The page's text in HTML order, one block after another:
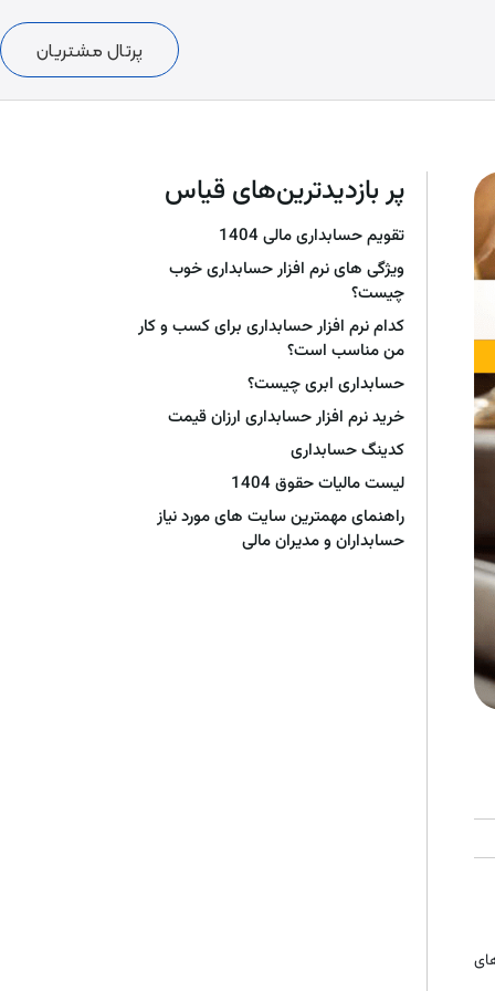
پرتال مشتریان
پر بازدیدترین‌های قیاس
تقویم حسابداری مالی 1404
ویژگی های نرم افزار حسابداری خوب
چیست؟
کدام نرم افزار حسابداری برای کسب و کار
من مناسب است؟
حسابداری ابری چیست؟
خرید نرم افزار حسابداری ارزان قیمت
کدینگ حسابداری
لیست مالیات حقوق 1404
راهنمای مهمترین سایت های مورد نیاز
حسابداران و مدیران مالی